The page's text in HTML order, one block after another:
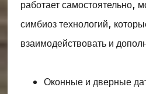
работает самостоятельно,
симбиоз технологий,
взаимодействовать и
Оконные и дверные